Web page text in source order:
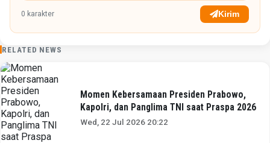
0 karakter Kirim
RELATED NEWS
Momen Kebersamaan Presiden Prabowo,
Kapolri, dan Panglima TNI saat Praspa 2026
Wed, 22 Jul 2026 20:22